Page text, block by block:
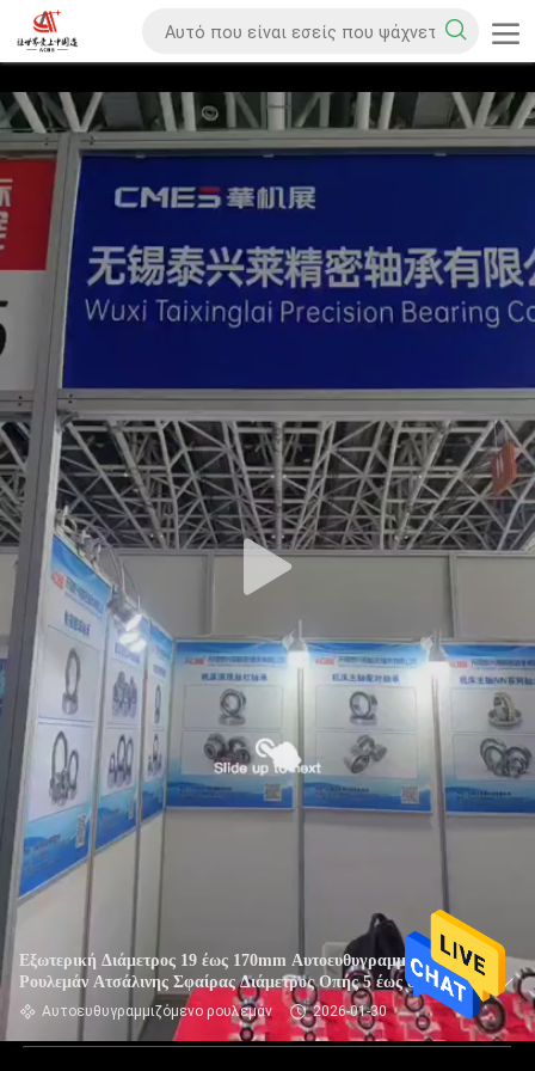
Εξωτερική Διάμετρος 19 έως 170mm Αυτοευθυγραμμιζόμενο
Ρουλεμάν Ατσάλινης Σφαίρας Διάμετρος Οπής 5 έως 80mm
Δυναμικό Φορτίο 8710 Σχεδιασμένο για Ομαλή Λειτουργία
Αυτοευθυγραμμιζόμενο ρουλεμάν 2026-01-30